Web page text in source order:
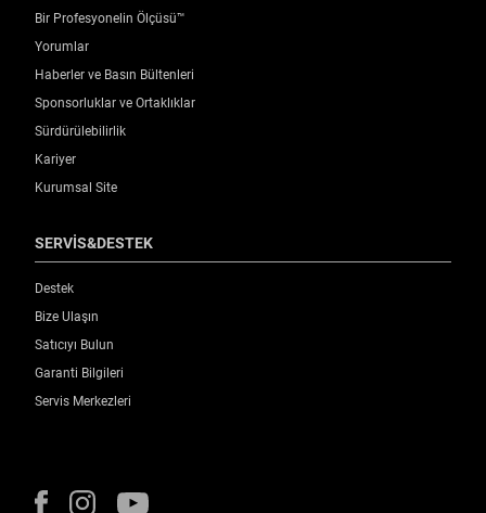
Bir Profesyonelin Ölçüsü™
Yorumlar
Haberler ve Basın Bültenleri
Sponsorluklar ve Ortaklıklar
Sürdürülebilirlik
Kariyer
Kurumsal Site
SERVİS&DESTEK
Destek
Bize Ulaşın
Satıcıyı Bulun
Garanti Bilgileri
Servis Merkezleri